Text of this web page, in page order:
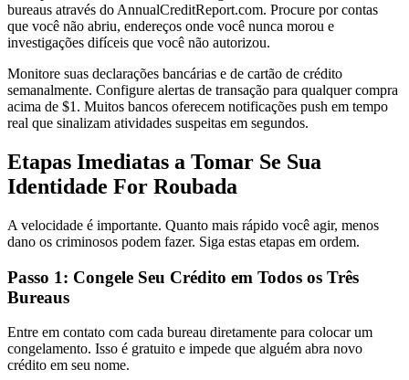
bureaus através do AnnualCreditReport.com. Procure por contas
que você não abriu, endereços onde você nunca morou e
investigações difíceis que você não autorizou.
Monitore suas declarações bancárias e de cartão de crédito
semanalmente. Configure alertas de transação para qualquer compra
acima de $1. Muitos bancos oferecem notificações push em tempo
real que sinalizam atividades suspeitas em segundos.
Etapas Imediatas a Tomar Se Sua
Identidade For Roubada
A velocidade é importante. Quanto mais rápido você agir, menos
dano os criminosos podem fazer. Siga estas etapas em ordem.
Passo 1: Congele Seu Crédito em Todos os Três
Bureaus
Entre em contato com cada bureau diretamente para colocar um
congelamento. Isso é gratuito e impede que alguém abra novo
crédito em seu nome.